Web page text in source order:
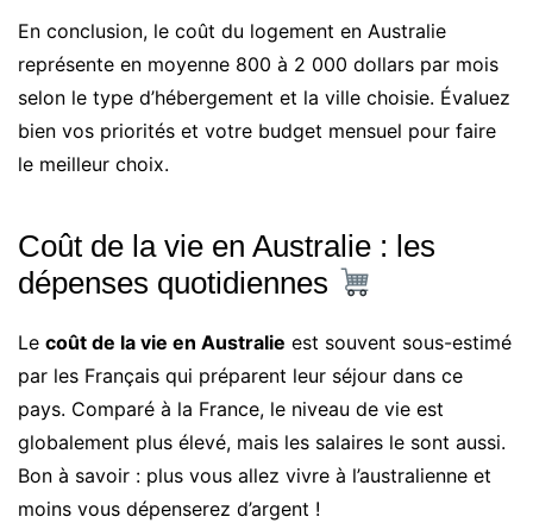
En conclusion, le coût du logement en Australie
représente en moyenne 800 à 2 000 dollars par mois
selon le type d’hébergement et la ville choisie. Évaluez
bien vos priorités et votre budget mensuel pour faire
le meilleur choix.
Coût de la vie en Australie : les
dépenses quotidiennes
Le coût de la vie en Australie est souvent sous-estimé
par les Français qui préparent leur séjour dans ce
pays. Comparé à la France, le niveau de vie est
globalement plus élevé, mais les salaires le sont aussi.
Bon à savoir : plus vous allez vivre à l’australienne et
moins vous dépenserez d’argent !